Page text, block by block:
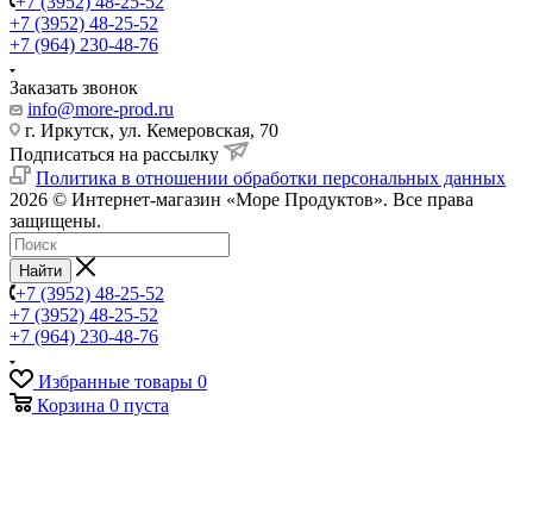
+7 (3952) 48-25-52
+7 (964) 230-48-76
Заказать звонок
info@more-prod.ru
г. Иркутск, ул. Кемеровская, 70
Подписаться на рассылку
Политика в отношении обработки персональных данных
2026 © Интернет-магазин «Море Продуктов». Все права
защищены.
Найти
+7 (3952) 48-25-52
+7 (3952) 48-25-52
+7 (964) 230-48-76
Избранные товары 0
Корзина 0 пуста